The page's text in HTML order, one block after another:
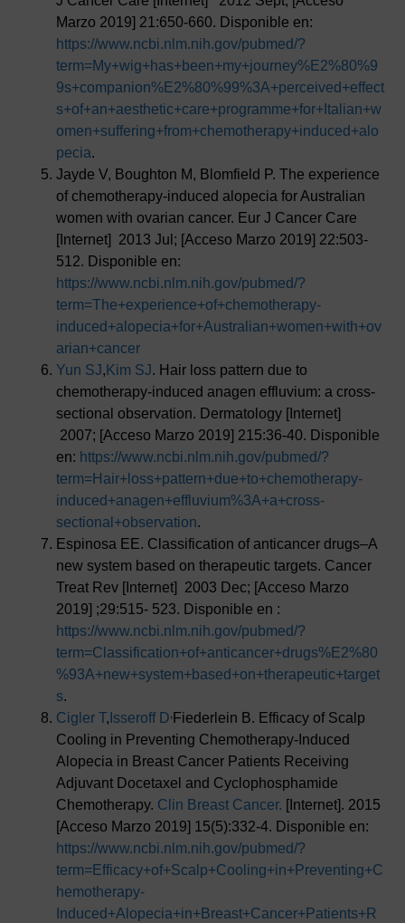
Marzo 2019] 21:650-660. Disponible en:
https://www.ncbi.nlm.nih.gov/pubmed/?
term=My+wig+has+been+my+journey%E2%80%9
9s+companion%E2%80%99%3A+perceived+effect
s+of+an+aesthetic+care+programme+for+Italian+w
omen+suffering+from+chemotherapy+induced+alo
pecia.
Jayde V, Boughton M, Blomfield P. The experience
of chemotherapy-induced alopecia for Australian
women with ovarian cancer. Eur J Cancer Care
[Internet] 2013 Jul; [Acceso Marzo 2019] 22:503-
512. Disponible en:
https://www.ncbi.nlm.nih.gov/pubmed/?
term=The+experience+of+chemotherapy-
induced+alopecia+for+Australian+women+with+ov
arian+cancer
Yun SJ, Kim SJ. Hair loss pattern due to
chemotherapy-induced anagen effluvium: a cross-
sectional observation. Dermatology [Internet]
2007; [Acceso Marzo 2019] 215:36-40. Disponible
en: https://www.ncbi.nlm.nih.gov/pubmed/?
term=Hair+loss+pattern+due+to+chemotherapy-
induced+anagen+effluvium%3A+a+cross-
sectional+observation.
Espinosa EE. Classification of anticancer drugs–A
new system based on therapeutic targets. Cancer
Treat Rev [Internet] 2003 Dec; [Acceso Marzo
2019] ;29:515- 523. Disponible en :
https://www.ncbi.nlm.nih.gov/pubmed/?
term=Classification+of+anticancer+drugs%E2%80
%93A+new+system+based+on+therapeutic+target
s.
Cigler T, Isseroff D, Fiederlein B. Efficacy of Scalp
Cooling in Preventing Chemotherapy-Induced
Alopecia in Breast Cancer Patients Receiving
Adjuvant Docetaxel and Cyclophosphamide
Chemotherapy. Clin Breast Cancer. [Internet]. 2015
[Acceso Marzo 2019] 15(5):332-4. Disponible en:
https://www.ncbi.nlm.nih.gov/pubmed/?
term=Efficacy+of+Scalp+Cooling+in+Preventing+C
hemotherapy-
Induced+Alopecia+in+Breast+Cancer+Patients+R